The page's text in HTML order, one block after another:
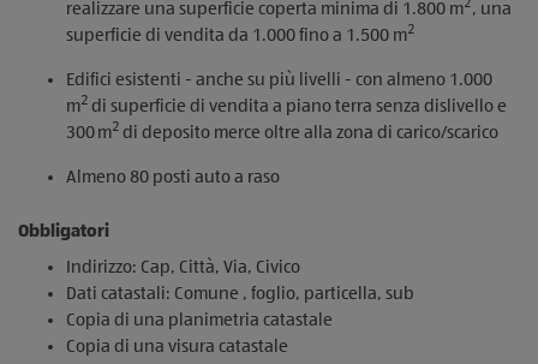
realizzare una superficie coperta minima di 1.800 m2, una
superficie di vendita da 1.000 fino a 1.500 m2
Edifici esistenti - anche su più livelli - con almeno 1.000
m2 di superficie di vendita a piano terra senza dislivello e
300 m2 di deposito merce oltre alla zona di carico/scarico
Almeno 80 posti auto a raso
Obbligatori
Indirizzo: Cap, Città, Via, Civico
Dati catastali: Comune , foglio, particella, sub
Copia di una planimetria catastale
Copia di una visura catastale